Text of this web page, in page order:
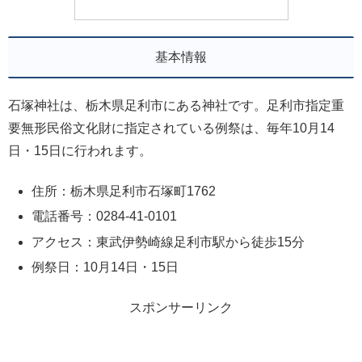
基本情報
石塚神社は、栃木県足利市にある神社です。足利市指定重
要無形民俗文化財に指定されている例祭は、毎年10月14
日・15日に行われます。
住所：栃木県足利市石塚町1762
電話番号：0284-41-0101
アクセス：東武伊勢崎線足利市駅から徒歩15分
例祭日：10月14日・15日
スポンサーリンク